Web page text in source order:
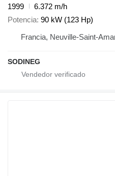
1999
6.372 m/h
Potencia 90 kW (123 Hp)
Francia, Neuville-Saint-
SODINEG